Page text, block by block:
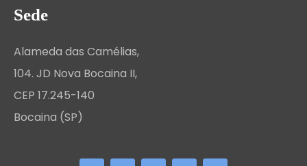
Sede
Alameda das Camélias,
104. JD Nova Bocaina II,
CEP 17.245-140
Bocaina (SP)